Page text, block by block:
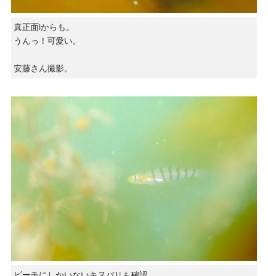
真正面lからも。
うんっ！可愛い。
安藤さん撮影。